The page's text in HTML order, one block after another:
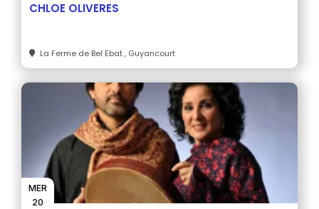
CHLOE OLIVERES
La Ferme de Bel Ebat , Guyancourt
MER
20